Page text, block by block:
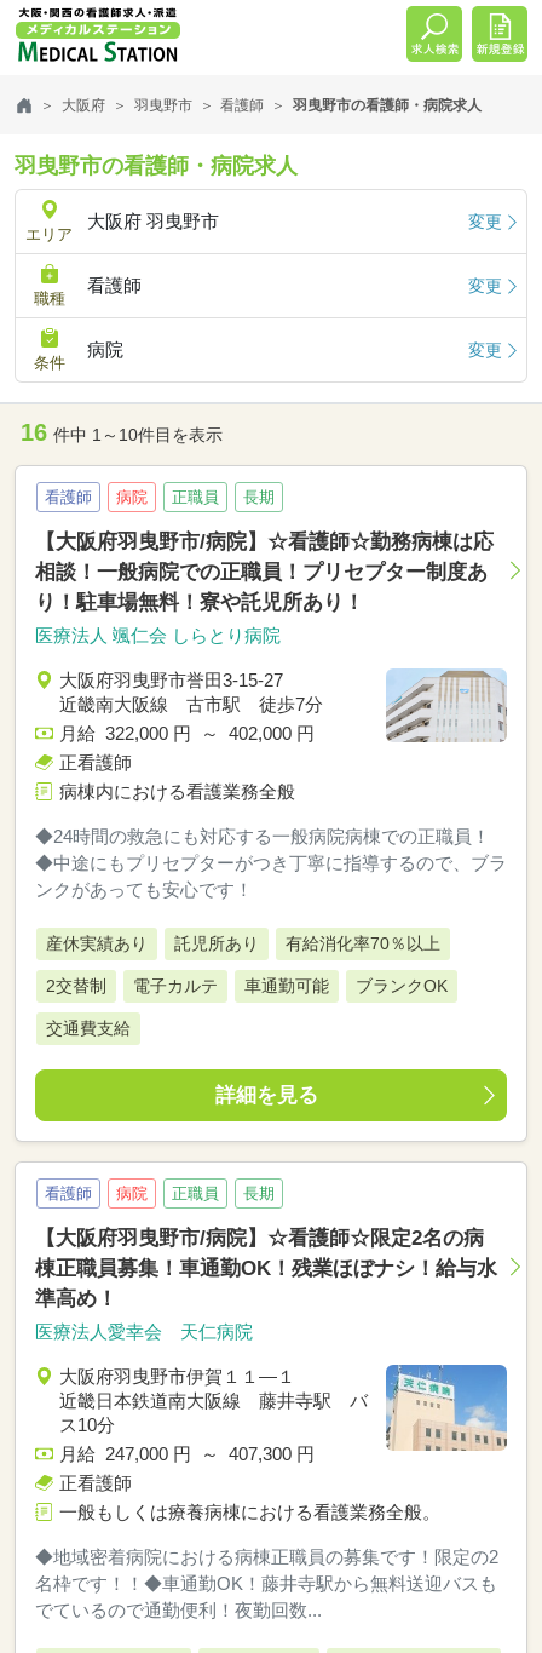
大阪府 羽曳野市 看護師 羽曳野市の看護師・病院求人
羽曳野市の看護師・病院求人
エリア
大阪府 羽曳野市 変更
職種
看護師 変更
条件
病院 変更
16 件中 1～10件目を表示
看護師 病院 正職員 長期
【大阪府羽曳野市/病院】☆看護師☆勤務病棟は応
相談！一般病院での正職員！プリセプター制度あ
り！駐車場無料！寮や託児所あり！
医療法人 颯仁会 しらとり病院
大阪府羽曳野市誉田3-15-27
近畿南大阪線 古市駅 徒歩7分
月給 322,000 円 ～ 402,000 円
正看護師
病棟内における看護業務全般
◆24時間の救急にも対応する一般病院病棟での正職員！
◆中途にもプリセプターがつき丁寧に指導するので、ブラ
ンクがあっても安心です！
産休実績あり 託児所あり 有給消化率70％以上
2交替制 電子カルテ 車通勤可能 ブランクOK
交通費支給
詳細を見る
看護師 病院 正職員 長期
【大阪府羽曳野市/病院】☆看護師☆限定2名の病
棟正職員募集！車通勤OK！残業ほぼナシ！給与水
準高め！
医療法人愛幸会 天仁病院
大阪府羽曳野市伊賀１１―１
近畿日本鉄道南大阪線 藤井寺駅 バ
ス10分
月給 247,000 円 ～ 407,300 円
正看護師
一般もしくは療養病棟における看護業務全般。
◆地域密着病院における病棟正職員の募集です！限定の2
名枠です！！◆車通勤OK！藤井寺駅から無料送迎バスも
でているので通勤便利！夜勤回数...